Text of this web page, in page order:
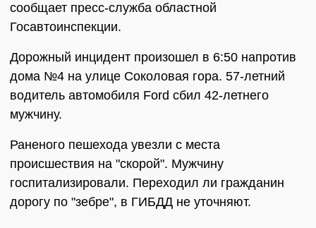
сообщает пресс-служба областной
Госавтоинспекции.
Дорожный инцидент произошел в 6:50 напротив
дома №4 на улице Соколовая гора. 57-летний
водитель автомобиля Ford сбил 42-летнего
мужчину.
Раненого пешехода увезли с места
происшествия на "скорой". Мужчину
госпитализировали. Переходил ли гражданин
дорогу по "зебре", в ГИБДД не уточняют.